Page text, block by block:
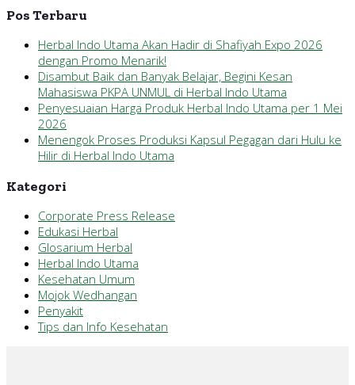
Pos Terbaru
Herbal Indo Utama Akan Hadir di Shafiyah Expo 2026
dengan Promo Menarik!
Disambut Baik dan Banyak Belajar, Begini Kesan
Mahasiswa PKPA UNMUL di Herbal Indo Utama
Penyesuaian Harga Produk Herbal Indo Utama per 1 Mei
2026
Menengok Proses Produksi Kapsul Pegagan dari Hulu ke
Hilir di Herbal Indo Utama
Kategori
Corporate Press Release
Edukasi Herbal
Glosarium Herbal
Herbal Indo Utama
Kesehatan Umum
Mojok Wedhangan
Penyakit
Tips dan Info Kesehatan